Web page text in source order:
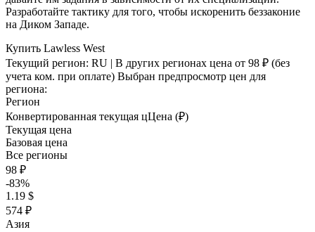
Разработайте тактику для того, чтобы искоренить беззаконие
на Диком Западе.
Купить Lawless West
Текущий регион: RU | В других регионах цена от 98 ₽ (без
учета ком. при оплате) Выбран предпросмотр цен для
региона:
Регион
Конвертированная текущая цЦена (₽)
Текущая цена
Базовая цена
Все регионы
98 ₽
-83%
1.19 $
574 ₽
Азия